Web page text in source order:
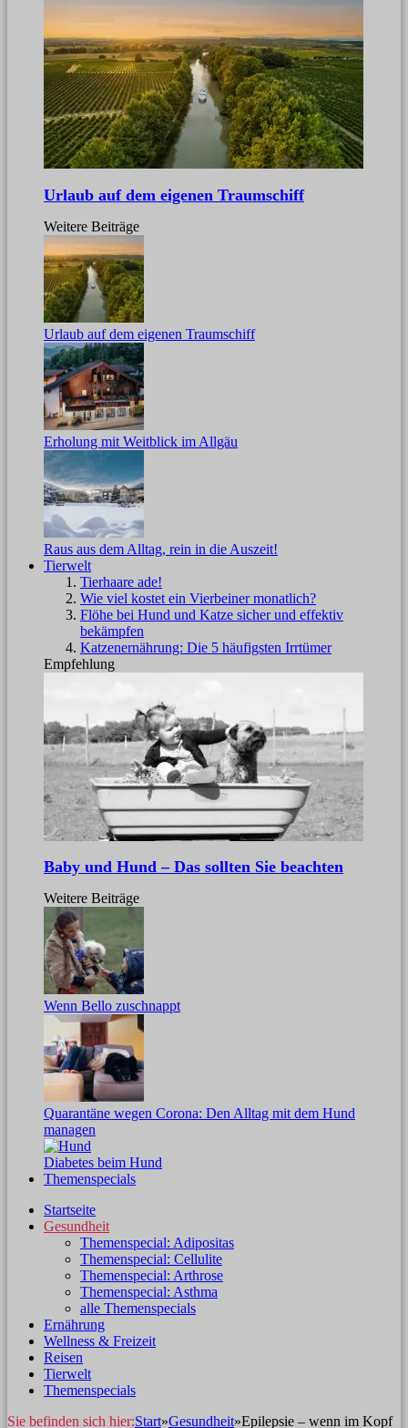
Urlaub auf dem eigenen Traumschiff
Weitere Beiträge
Urlaub auf dem eigenen Traumschiff
Erholung mit Weitblick im Allgäu
Raus aus dem Alltag, rein in die Auszeit!
Tierwelt
Tierhaare ade!
Wie viel kostet ein Vierbeiner monatlich?
Flöhe bei Hund und Katze sicher und effektiv
bekämpfen
Katzenernährung: Die 5 häufigsten Irrtümer
Empfehlung
Baby und Hund – Das sollten Sie beachten
Weitere Beiträge
Wenn Bello zuschnappt
Quarantäne wegen Corona: Den Alltag mit dem Hund
managen
Diabetes beim Hund
Themenspecials
Startseite
Gesundheit
Themenspecial: Adipositas
Themenspecial: Cellulite
Themenspecial: Arthrose
Themenspecial: Asthma
alle Themenspecials
Ernährung
Wellness & Freizeit
Reisen
Tierwelt
Themenspecials
Sie befinden sich hier:Start»Gesundheit»Epilepsie – wenn im Kopf